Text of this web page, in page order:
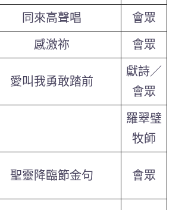
同來高聲唱
會眾
感激祢 會眾
愛叫我勇敢踏前
獻詩／
會眾
羅翠璧
牧師
聖靈降臨節金句 會眾